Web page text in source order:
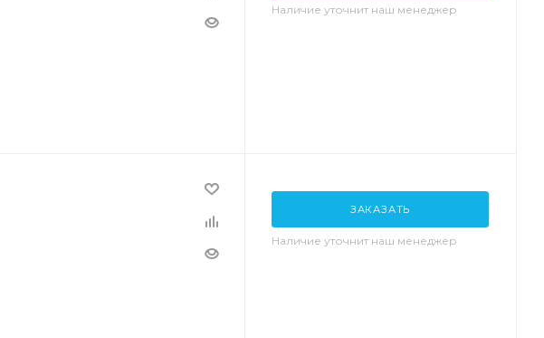
Наличие уточнит наш менеджер
ЗАКАЗАТЬ
Наличие уточнит наш менеджер